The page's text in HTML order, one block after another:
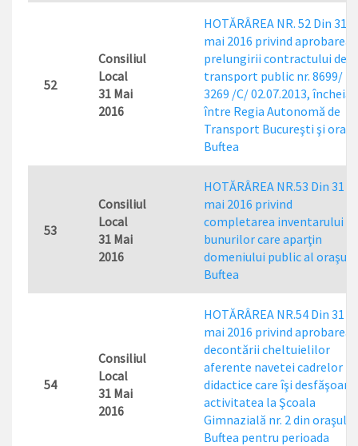
52
Consiliul
Local
31 Mai
2016
HOTĂRÂREA NR. 52 Din 31
mai 2016 privind aprobarea
prelungirii contractului de
transport public nr. 8699/
3269 /C/ 02.07.2013, încheiat
între Regia Autonomă de
Transport Bucureşti şi
Buftea
53
Consiliul
Local
31 Mai
2016
HOTĂRÂREA NR.53 Din 31
mai 2016 privind
completarea inventarului
bunurilor care aparţin
domeniului public al
Buftea
54
Consiliul
Local
31 Mai
2016
HOTĂRÂREA NR.54 Din 31
mai 2016 privind aprobarea
decontării cheltuielilor
aferente navetei cadrelor
didactice care îşi desfăşoară
activitatea la Şcoala
Gimnazială nr. 2 din oraşul
Buftea pentru perioada